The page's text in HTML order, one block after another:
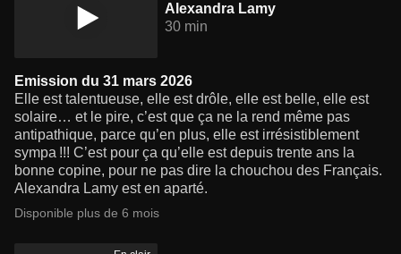
Alexandra Lamy
30 min
Emission du 31 mars 2026
Elle est talentueuse, elle est drôle, elle est belle, elle est
solaire… et le pire, c’est que ça ne la rend même pas
antipathique, parce qu’en plus, elle est irrésistiblement
sympa !!! C’est pour ça qu’elle est depuis trente ans la
bonne copine, pour ne pas dire la chouchou des Français.
Alexandra Lamy est en aparté.
Disponible plus de 6 mois